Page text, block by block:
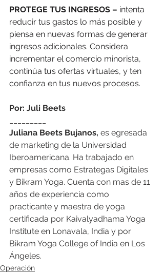
PROTEGE TUS INGRESOS – intenta
reducir tus gastos lo más posible y
piensa en nuevas formas de generar
ingresos adicionales. Considera
incrementar el comercio minorista,
continúa tus ofertas virtuales, y ten
confianza en tus nuevos procesos.
Por: Juli Beets
Juliana Beets Bujanos, es egresada
de marketing de la Universidad
Iberoamericana. Ha trabajado en
empresas como Estrategas Digitales
y Bikram Yoga. Cuenta con mas de 11
años de experiencia como
practicante y maestra de yoga
certificada por Kaivalyadhama Yoga
Institute en Lonavala, India y por
Bikram Yoga College of India en Los
Ángeles.
Operación